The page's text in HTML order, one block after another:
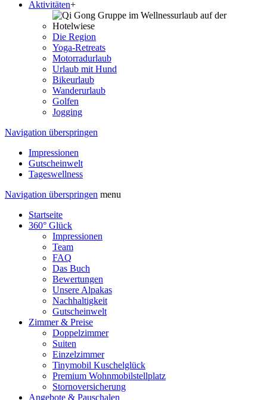
Aktivitäten+
Die Region
Yoga-Retreats
Motorradurlaub
Urlaub mit Hund
Bikeurlaub
Wanderurlaub
Golfen
Jogging
Navigation überspringen
Impressionen
Gutscheinwelt
Tageswellness
Navigation überspringen menu
Startseite
360° Glück
Impressionen
Team
FAQ
Das Buch
Bewertungen
Unsere Alpakas
Nachhaltigkeit
Gutscheinwelt
Zimmer & Preise
Doppelzimmer
Suiten
Einzelzimmer
Tinymobil Kuschelglück
Premium Wohnmobilstellplatz
Stornoversicherung
Angebote & Pauschalen